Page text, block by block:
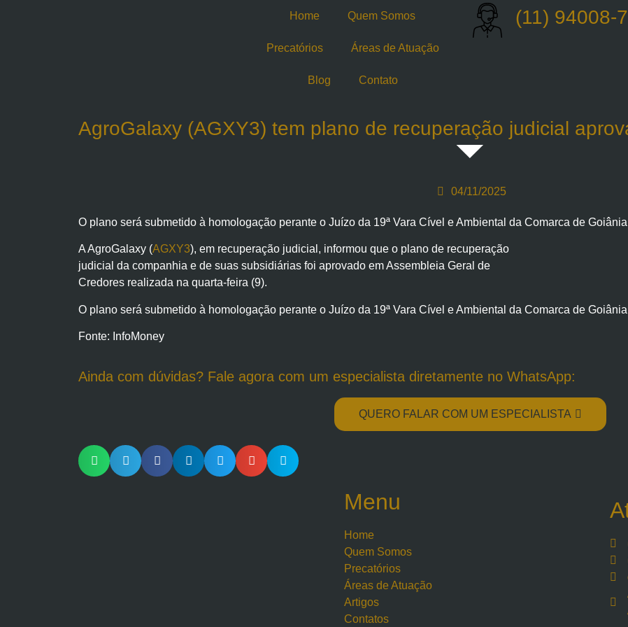
Home Quem Somos
Precatórios Áreas de Atuação
Blog Contato
(11) 94008-
AgroGalaxy (AGXY3) tem plano de recuperação judicial
04/11/2025
O plano será submetido à homologação perante o Juízo da 19ª Vara Cível e Ambiental da Comarca de
A AgroGalaxy (AGXY3), em recuperação judicial, informou que o plano de recuperação
judicial da companhia e de suas subsidiárias foi aprovado em Assembleia Geral de
Credores realizada na quarta-feira (9).
O plano será submetido à homologação perante o Juízo da 19ª Vara Cível e Ambiental da Comarca de
Fonte: InfoMoney
Ainda com dúvidas? Fale agora com um especialista diretamente no WhatsApp:
QUERO FALAR COM UM ESPECIALISTA
Menu
Home
Quem Somos
Precatórios
Áreas de Atuação
Artigos
Contatos